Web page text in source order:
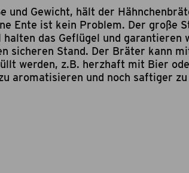
und Gewicht, hält der
Ente ist kein Problem. Der große
das Geflügel und garantieren
sicheren Stand. Der Bräter kann
werden, z.B. herzhaft mit Bier
aromatisieren und noch saftiger zu